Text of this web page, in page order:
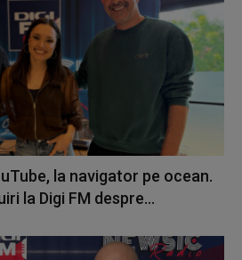
la navigator pe ocean.
la Digi FM despre...